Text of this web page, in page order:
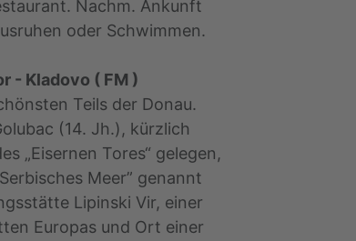
Nachm. Ankunft
oder Schwimmen.
- Kladovo ( FM )
Teils der Donau.
(14. Jh.), kürzlich
„Eisernen Tores“ gelegen,
Meer” genannt
Lipinski Vir, einer
Europas und Ort einer